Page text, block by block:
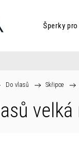
Šperky
Do vlasů / Skřipce /